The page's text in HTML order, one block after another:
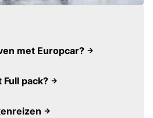
met Europcar?
pack?